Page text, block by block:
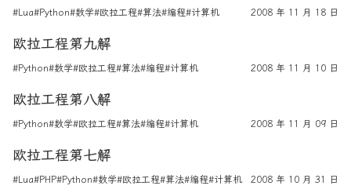
#Lua#Python#数学#欧拉工程#算法#编程#计算机 2008 年 11 月 18 日
欧拉工程第九解
#Python#数学#欧拉工程#算法#编程#计算机 2008 年 11 月 10 日
欧拉工程第八解
#Python#数学#欧拉工程#算法#编程#计算机 2008 年 11 月 09 日
欧拉工程第七解
#Lua#PHP#Python#数学#欧拉工程#算法#编程#计算机 2008 年 10 月 31 日